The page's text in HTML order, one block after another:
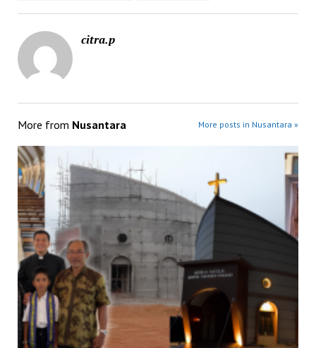
citra.p
More from Nusantara More posts in Nusantara »